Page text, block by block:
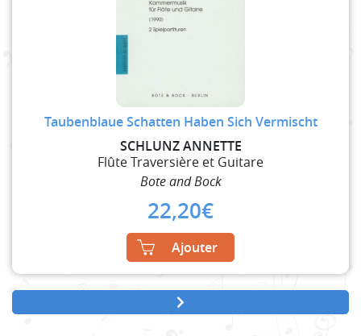
Taubenblaue Schatten Haben Sich Vermischt
SCHLUNZ ANNETTE
Flûte Traversière et Guitare
Bote and Bock
22,20€
Ajouter